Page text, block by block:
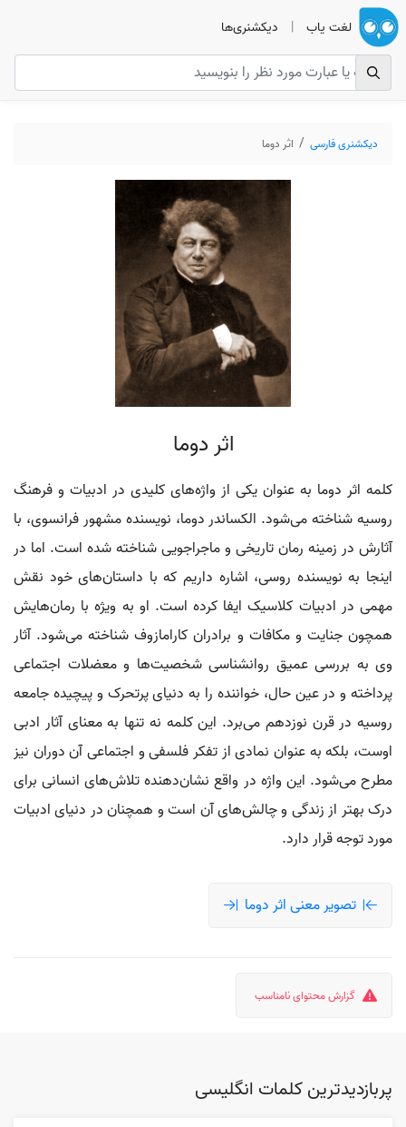
لغت یاب | دیکشنری‌ها
دیکشنری فارسی اثر دوما
اثر دوما
کلمه اثر دوما به عنوان یکی از واژه‌های کلیدی در ادبیات و فرهنگ
روسیه شناخته می‌شود. الکساندر دوما، نویسنده مشهور فرانسوی، با
آثارش در زمینه رمان تاریخی و ماجراجویی شناخته شده است. اما در
اینجا به نویسنده روسی، اشاره داریم که با داستان‌های خود نقش
مهمی در ادبیات کلاسیک ایفا کرده است. او به ویژه با رمان‌هایش
همچون جنایت و مکافات و برادران کارامازوف شناخته می‌شود. آثار
وی به بررسی عمیق روانشناسی شخصیت‌ها و معضلات اجتماعی
پرداخته و در عین حال، خواننده را به دنیای پرتحرک و پیچیده جامعه
روسیه در قرن نوزدهم می‌برد. این کلمه نه تنها به معنای آثار ادبی
اوست، بلکه به عنوان نمادی از تفکر فلسفی و اجتماعی آن دوران نیز
مطرح می‌شود. این واژه در واقع نشان‌دهنده تلاش‌های انسانی برای
درک بهتر از زندگی و چالش‌های آن است و همچنان در دنیای ادبیات
مورد توجه قرار دارد.
تصویر معنی اثر دوما
گزارش محتوای نامناسب
پربازدیدترین کلمات انگلیسی